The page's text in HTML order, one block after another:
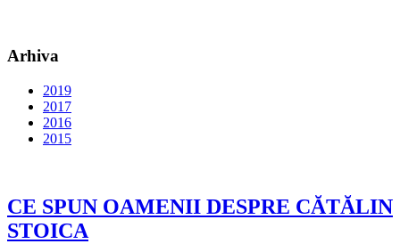
Arhiva
2019
2017
2016
2015
CE SPUN OAMENII DESPRE CĂTĂLIN
STOICA